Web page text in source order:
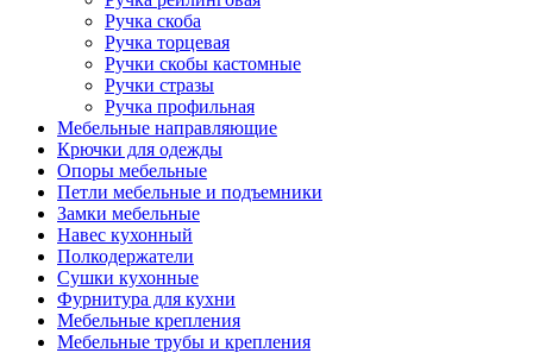
Ручка скоба
Ручка торцевая
Ручки скобы кастомные
Ручки стразы
Ручка профильная
Мебельные направляющие
Крючки для одежды
Опоры мебельные
Петли мебельные и подъемники
Замки мебельные
Навес кухонный
Полкодержатели
Сушки кухонные
Фурнитура для кухни
Мебельные крепления
Мебельные трубы и крепления